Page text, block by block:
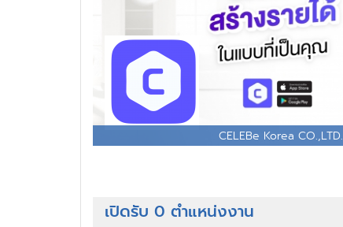
CELEBe Korea CO.,LTD.
เปิดรับ 0 ตำแหน่งงาน